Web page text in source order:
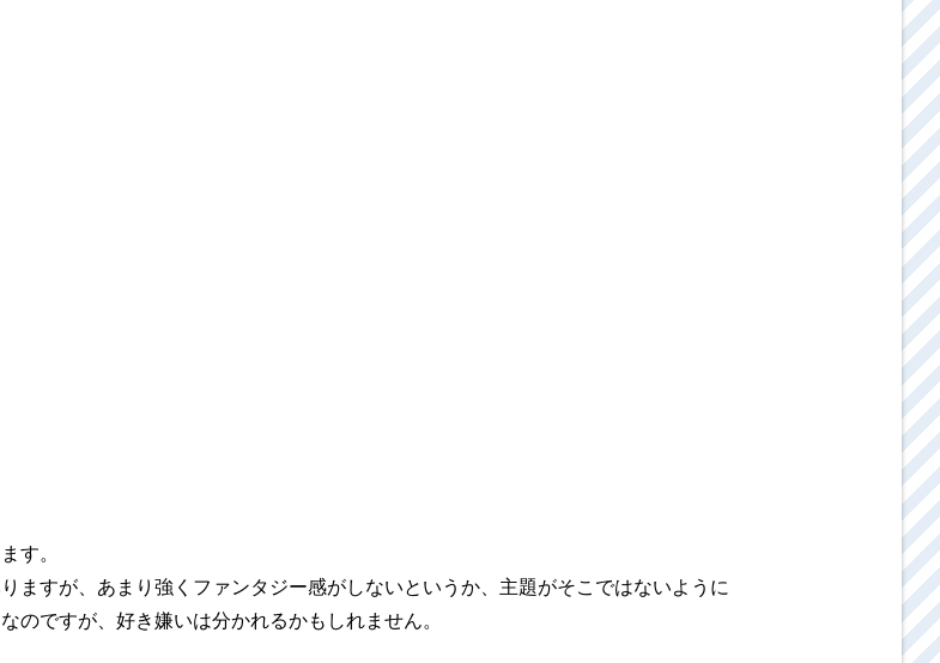
す。
ますが、あまり強くファンタジー感がしないというか、主題がそこではないように
のですが、好き嫌いは分かれるかもしれません。